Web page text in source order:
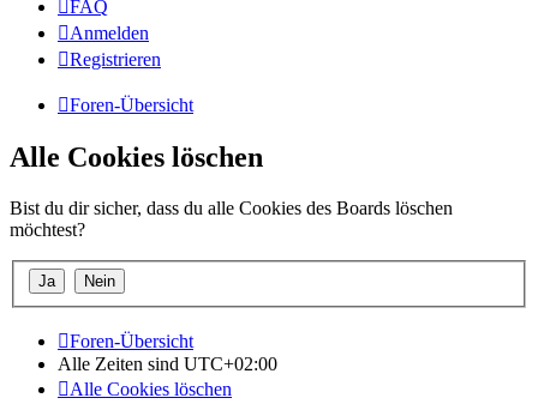
FAQ
Anmelden
Registrieren
Foren-Übersicht
Alle Cookies löschen
Bist du dir sicher, dass du alle Cookies des Boards löschen
möchtest?
Foren-Übersicht
Alle Zeiten sind UTC+02:00
Alle Cookies löschen